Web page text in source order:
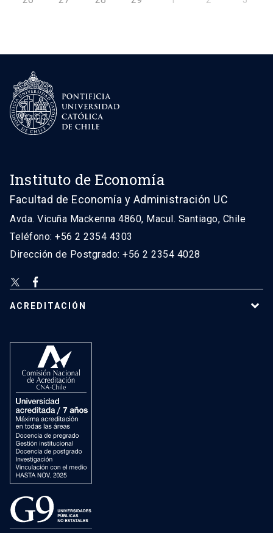
Instituto de Economía
Facultad de Economía y Administración UC
Avda. Vicuña Mackenna 4860, Macul. Santiago, Chile
Teléfono: +56 2 2354 4303
Dirección de Postgrado: +56 2 2354 4028
ACREDITACIÓN